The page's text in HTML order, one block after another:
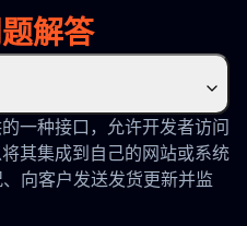
解答
一种接口，允许开发者访问
其集成到自己的网站或系统
向客户发送发货更新并监